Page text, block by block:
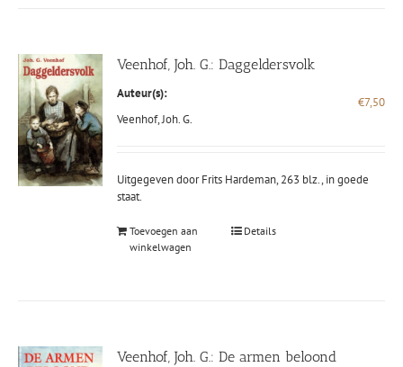
Veenhof, Joh. G.: Daggeldersvolk
Auteur(s):
Veenhof, Joh. G.
€7,50
Uitgegeven door Frits Hardeman, 263 blz., in goede
staat.
Toevoegen aan
winkelwagen
Details
Veenhof, Joh. G.: De armen beloond